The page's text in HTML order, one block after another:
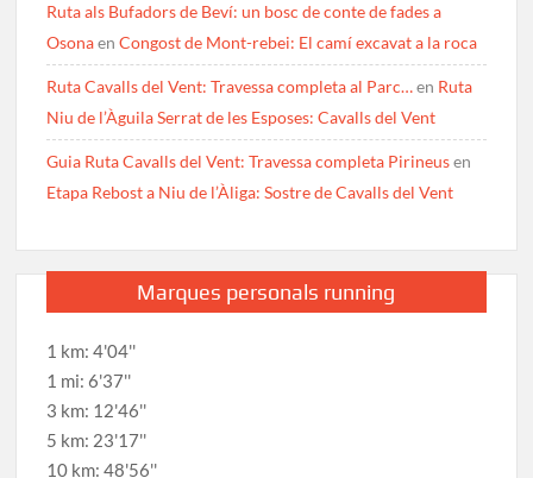
Ruta als Bufadors de Beví: un bosc de conte de fades a
OsonaenCongost de Mont-rebei: El camí excavat a la roca
Ruta Cavalls del Vent: Travessa completa al Parc…en Ruta
Niu de l’Àguila Serrat de les Esposes: Cavalls del Vent
Guia Ruta Cavalls del Vent: Travessa completa Pirineusen
Etapa Rebost a Niu de l’Àliga: Sostre de Cavalls del Vent
Marques personals running
1 km: 4'04''
1 mi: 6'37''
3 km: 12'46''
5 km: 23'17''
10 km: 48'56''